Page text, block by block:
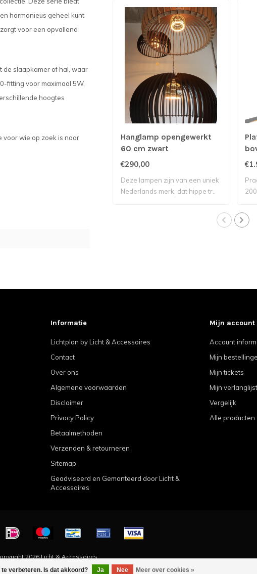
harmonieus geheel kunt
voor een opvallend
de slaapkamer of hal, waar
fitting voor maximaal 5W,
hoogtes
voor wie op zoek is naar
Hanglamp opengewerkt
60 cm zwart
€290,00
Deze lampen zijn van een uniek
Nederlands merk, dat hippe tr..
verbeteren. Is dat akkoord? Ja Nee Meer over cookies »
Informatie
Lichtplan by Licht & Accessoires
Contact
Over ons
Algemene voorwaarden
Disclaimer
Privacy Policy
Betaalmethoden
Verzenden & retourneren
Sitemap
Geadviseerd en Gemonteerd door Licht &
Accessoires
Mijn account
Account
Mijn
Mijn tickets
Mijn verlanglijst
Vergelijk
Alle producten
2026 Licht & Accessoires